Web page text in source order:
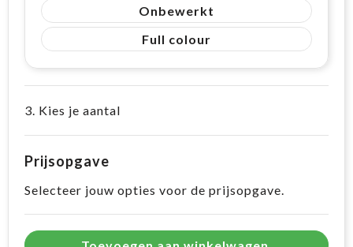
Onbewerkt
Full colour
3. Kies je aantal
Prijsopgave
Selecteer jouw opties voor de prijsopgave.